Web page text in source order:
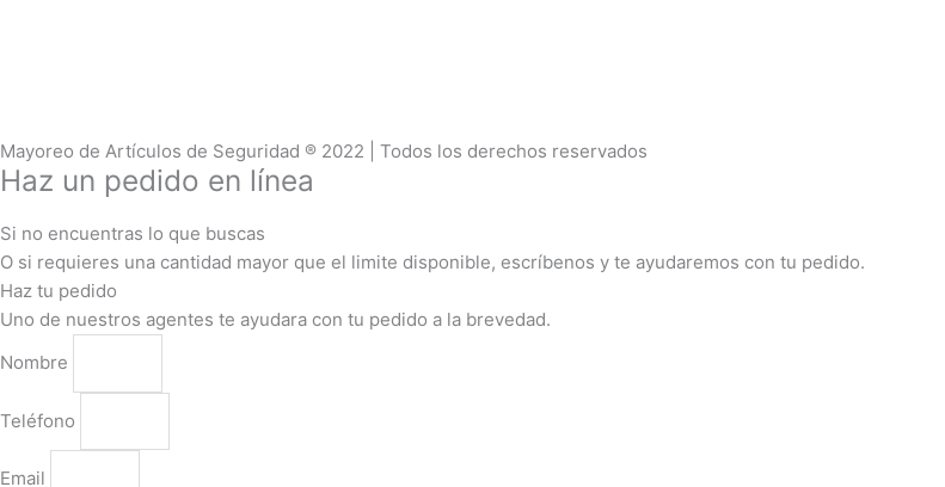
Mayoreo de Artículos de Seguridad ® 2022 | Todos los derechos reservados
Haz un pedido en línea
Si no encuentras lo que buscas
O si requieres una cantidad mayor que el limite disponible, escríbenos y te ayudaremos con tu pedido.
Haz tu pedido
Uno de nuestros agentes te ayudara con tu pedido a la brevedad.
Nombre
Teléfono
Email